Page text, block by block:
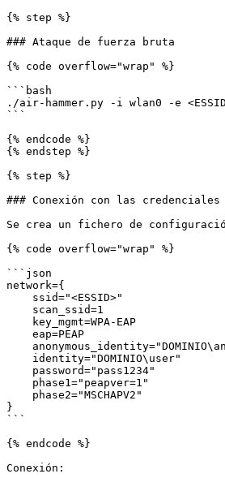
{% step %}
### Ataque de fuerza bruta
{% code overflow="wrap" %}
```bash
./air-hammer.py -i wlan0 -e
```
{% endcode %}
{% endstep %}
{% step %}
### Conexión con las credenciales
Se crea un fichero de
{% code overflow="wrap" %}
```json
network={
}
```
{% endcode %}
Conexión: